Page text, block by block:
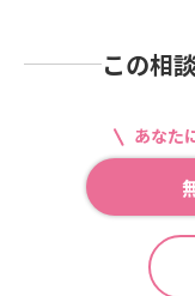
この相
あなた